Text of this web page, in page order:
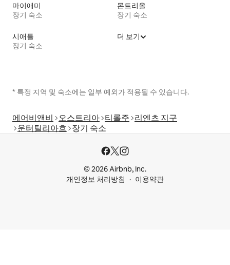
마이애미
장기 숙소
몬트리올
장기 숙소
시애틀
장기 숙소
더 보기
* 특정 지역 및 숙소에는 일부 예외가 적용될 수 있습니다.
에어비앤비 오스트리아 티롤주 리엔츠 지구
운터틸리아흐 장기 숙소
© 2026 Airbnb, Inc.
개인정보 처리방침
이용약관